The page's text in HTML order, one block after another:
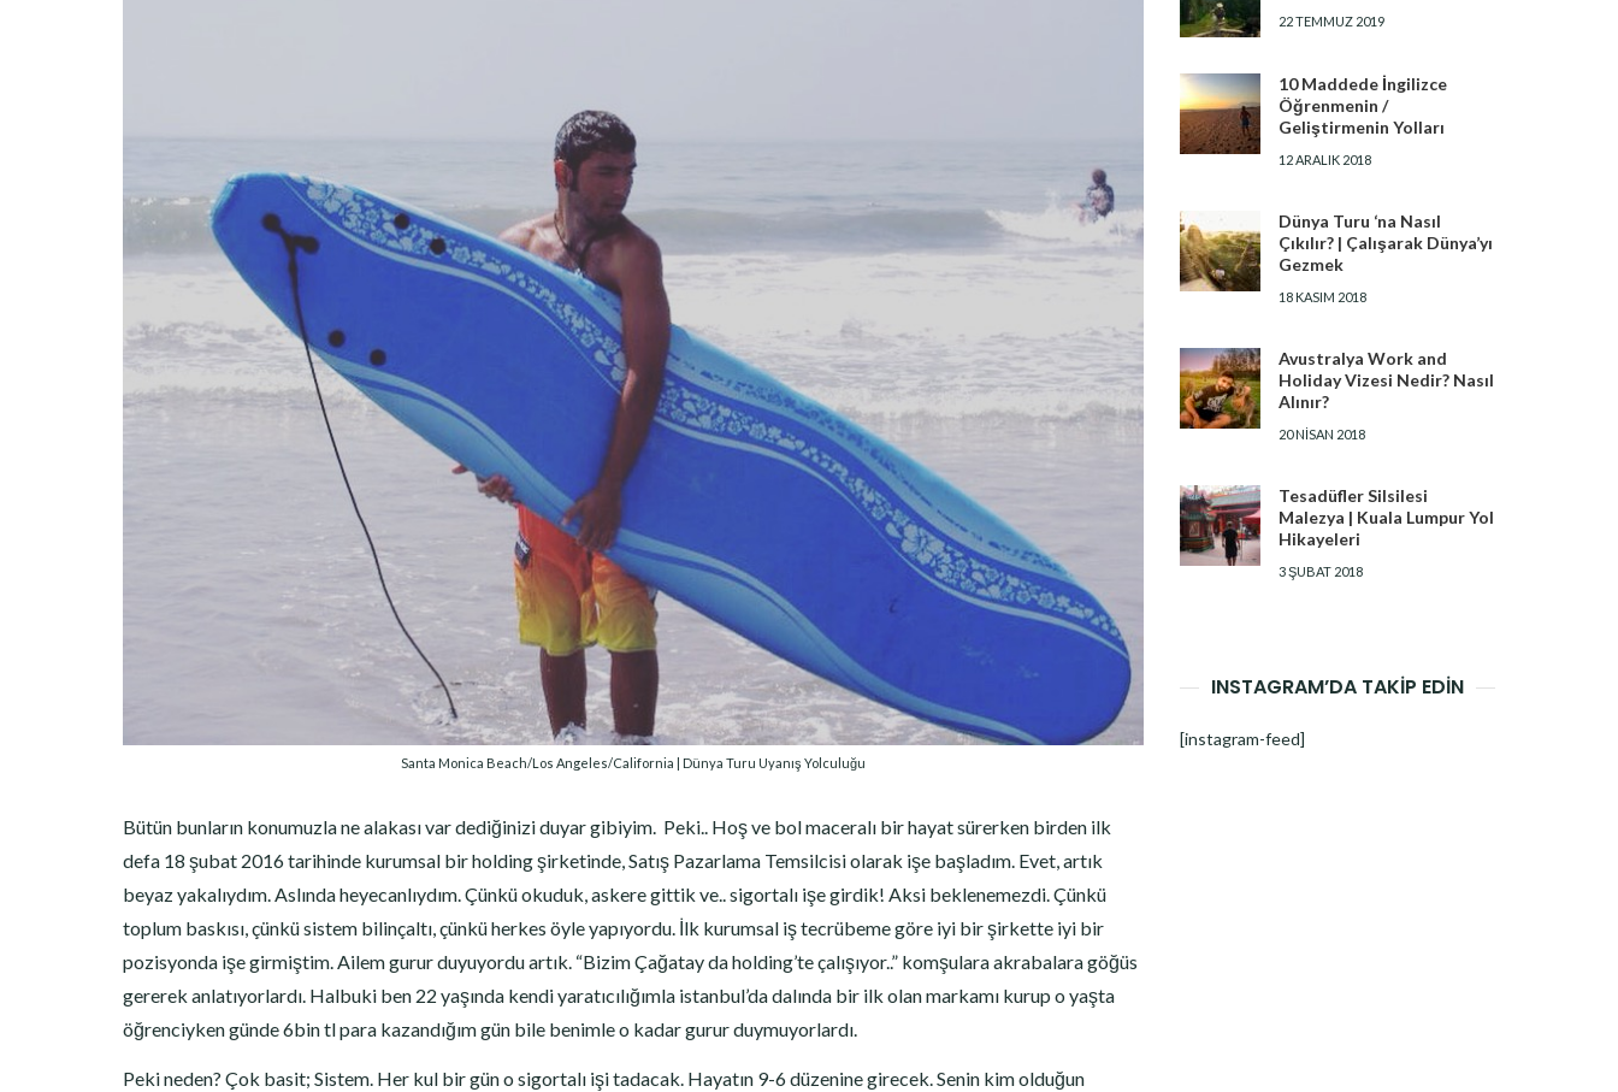
Santa Monica Beach/Los Angeles/California | Dünya Turu Uyanış Yolculuğu
Bütün bunların konumuzla ne alakası var dediğinizi duyar gibiyim. Peki.. Hoş ve bol maceralı bir hayat sürerken birden ilk
defa 18 şubat 2016 tarihinde kurumsal bir holding şirketinde, Satış Pazarlama Temsilcisi olarak işe başladım. Evet, artık
beyaz yakalıydım. Aslında heyecanlıydım. Çünkü okuduk, askere gittik ve.. sigortalı işe girdik! Aksi beklenemezdi. Çünkü
toplum baskısı, çünkü sistem bilinçaltı, çünkü herkes öyle yapıyordu. İlk kurumsal iş tecrübeme göre iyi bir şirkette iyi bir
pozisyonda işe girmiştim. Ailem gurur duyuyordu artık. “Bizim Çağatay da holding’te çalışıyor..” komşulara akrabalara göğüs
gererek anlatıyorlardı. Halbuki ben 22 yaşında kendi yaratıcılığımla istanbul’da dalında bir ilk olan markamı kurup o yaşta
öğrenciyken günde 6bin tl para kazandığım gün bile benimle o kadar gurur duymuyorlardı.
Peki neden? Çok basit; Sistem. Her kul bir gün o sigortalı işi tadacak. Hayatın 9-6 düzenine girecek. Senin kim olduğun
22 TEMMUZ 2019
10 Maddede İngilizce
Öğrenmenin /
Geliştirmenin Yolları
12 ARALIK 2018
Dünya Turu ‘na Nasıl
Çıkılır? | Çalışarak Dünya’yı
Gezmek
18 KASIM 2018
Avustralya Work and
Holiday Vizesi Nedir? Nasıl
Alınır?
20 NISAN 2018
Tesadüfler Silsilesi
Malezya | Kuala Lumpur Yol
Hikayeleri
3 ŞUBAT 2018
INSTAGRAM’DA TAKİP EDİN
[instagram-feed]